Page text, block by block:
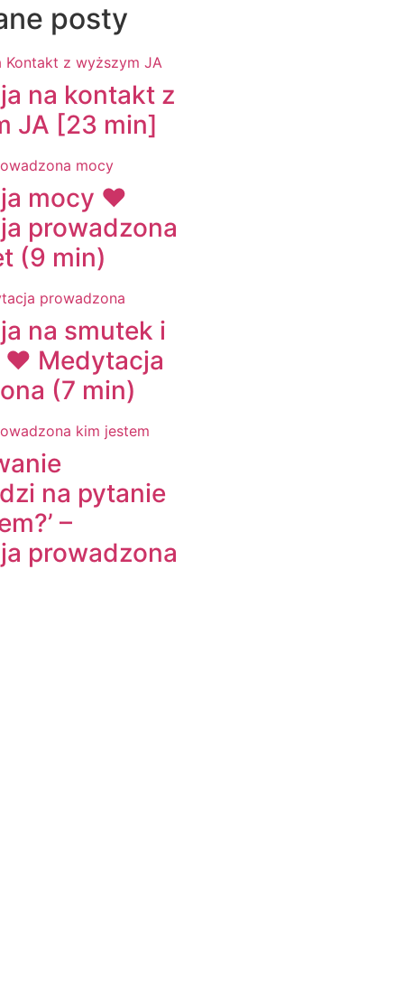
posty
na kontakt z
JA [23 min]
mocy ♥
prowadzona
(9 min)
na smutek i
♥ Medytacja
(7 min)
na pytanie
–
prowadzona